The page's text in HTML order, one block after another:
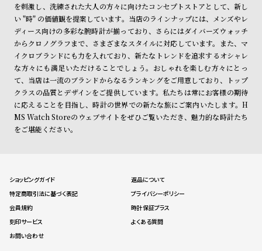
を刺激し、洗練された大人の方々に向けたコンセプトストアとして、新し
い "時" の価値観を提案しています。当店のラインナップには、メンズやレ
ディース向けの多彩な腕時計が揃っており、さらにはダイバーズウォッチ
からクロノグラフまで、さまざまなスタイルに対応しています。また、マ
イクロブランドにも力を入れており、新たなトレンドを追求するオシャレ
な方々にも満足いただけることでしょう。おしゃれを楽しむ方々にとっ
て、当店は一流のブランドからなるランキングをご用意しており、トップ
クラスの品質とデザインをご提供しています。私たちは常にお客様の期待
に応えることを目指し、時計の世界での新たな旅にご案内いたします。H
MS Watch Storeのウェブサイトをぜひご覧いただき、魅力的な時計たち
をご堪能ください。
ショッピングガイド
返品について
特定商取引法に基づく表記
プライバシーポリシー
会員規約
時計保証プラス
刻印サービス
よくある質問
お問い合わせ